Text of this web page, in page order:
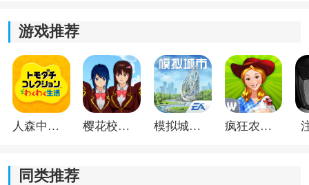
《仙凡道》游戏亮点：
1.打造出炫酷的装备，展现仙侠风采，成为众人瞩目的焦
点。
2.体验不同门派的独特打击感，尽情释放各种绝学技能。
游戏推荐
人森中文版 樱花校园模拟器1.048.00中文版 模拟城市我是巿长联机版 疯狂农场3美国派19
同类推荐